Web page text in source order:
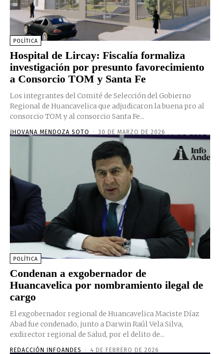
POLÍTICA
Hospital de Lircay: Fiscalía formaliza
investigación por presunto favorecimiento
a Consorcio TOM y Santa Fe
Los integrantes del Comité de Selección del Gobierno
Regional de Huancavelica que adjudicaron la buena pro al
consorcio TOM y al consorcio Santa Fe...
JHOVANA MENDOZA SOTO - 30 DE MARZO DE 2026
POLÍTICA
Condenan a exgobernador de
Huancavelica por nombramiento ilegal de
cargo
El exgobernador regional de Huancavelica Maciste Díaz
Abad fue condenado, junto a Darwin Raúl Vela Silva,
exdirector regional de Salud, por el delito de...
REDACCIÓN INFOANDES - 4 DE FEBRERO DE 2026